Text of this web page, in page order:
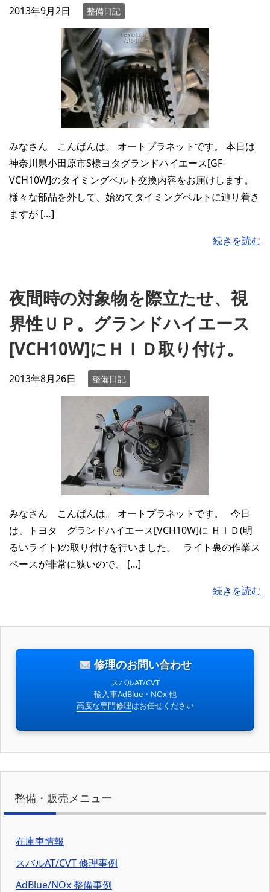
2013年9月2日 整備日記
みなさん こんばんは。 オートプラネットです。 本日は
神奈川県小田原市S様ヨタグランドハイエース[GF-
VCH10W]のタイミングベルト交換内容をお届けします。
様々な部品を外して、始めてタイミングベルトに辿り着き
ますが […]
続きを読む
夜間時の対象物を際立たせ、視
界性ＵＰ。グランドハイエース
[VCH10W]にＨＩＤ取り付け。
2013年8月26日 整備日記
みなさん こんばんは。 オートプラネットです。 今日
は、トヨタ グランドハイエース[VCH10W]に ＨＩＤ(明
るいライト)の取り付けを行いました。 ライト裏の作業ス
ペースが非常に狭いので、 […]
続きを読む
修理のお問い合わせ
スバルAT/CVT
輸入車AdBlue・NOx 他
高度な専門修理はお任せください
整備・販売メニュー
在庫車情報
スバルAT/CVT 修理事例
AdBlue/NOx 整備事例